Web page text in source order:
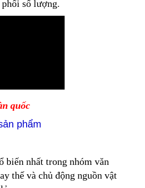
số lượng.
quốc
phẩm
nhất trong nhóm văn
thế và chủ động nguồn vật